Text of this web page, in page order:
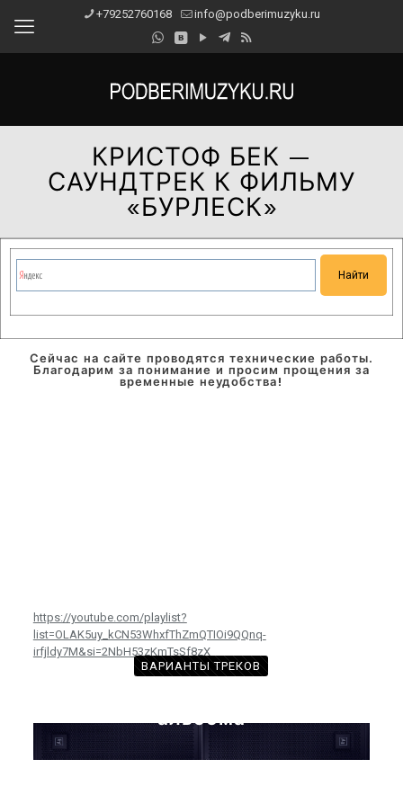
+79252760168 info@podberimuzyku.ru
КРИСТОФ БЕК —
САУНДТРЕК К ФИЛЬМУ
«БУРЛЕСК»
Сейчас на сайте проводятся технические работы.
Благодарим за понимание и просим прощения за
временные неудобства!
https://youtube.com/playlist?
list=OLAK5uy_kCN53WhxfThZmQTIOi9QQnq-
irfjldy7M&si=2NbH53zKmTsSf8zX
ВАРИАНТЫ ТРЕКОВ